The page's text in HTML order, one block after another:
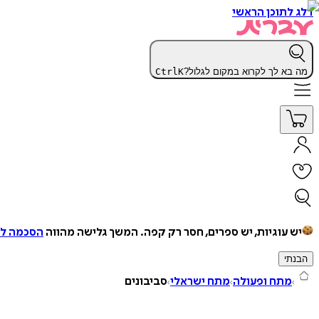
דלג לתוכן הראשי
מה בא לך לקרוא במקום לגלול? CtrlK
יש עוגיות, יש ספרים, חסר רק קפה. המשך גלישה מהווה הסכמה
הבנתי
מתח ופעולה מתח ישראלי סביבונים